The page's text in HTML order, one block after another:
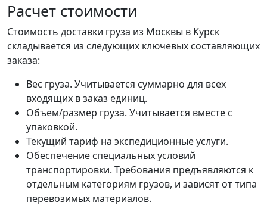
Расчет стоимости
Стоимость доставки груза из Москвы в Курск
складывается из следующих ключевых составляющих
заказа:
Вес груза. Учитывается суммарно для всех
входящих в заказ единиц.
Объем/размер груза. Учитывается вместе с
упаковкой.
Текущий тариф на экспедиционные услуги.
Обеспечение специальных условий
транспортировки. Требования предъявляются к
отдельным категориям грузов, и зависят от типа
перевозимых материалов.